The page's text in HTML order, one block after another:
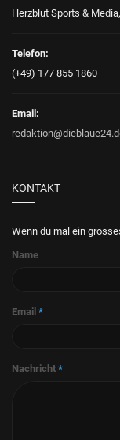
Herzblut Sports &
Telefon:
(+49) 177 855 1860
Email:
KONTAKT
Wenn du mal ein
Name
Email *
Nachricht *